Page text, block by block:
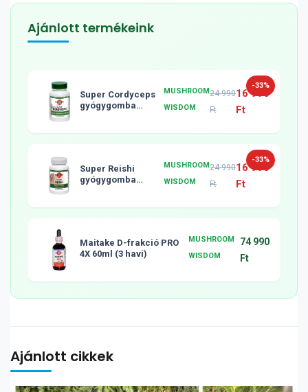
Ajánlott termékeink
-33%
Super Cordyceps
gyógygomba
MUSHROOM
WISDOM
24 990
Ft
16 990
Ft
-33%
Super Reishi
gyógygomba
MUSHROOM
WISDOM
24 990
Ft
16 990
Ft
Maitake D-frakció PRO
4X 60ml (3 havi)
MUSHROOM
WISDOM
74 990
Ft
Ajánlott cikkek